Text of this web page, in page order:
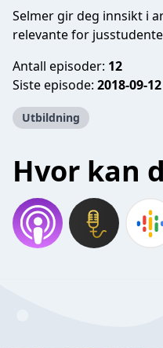
Selmer gir deg innsikt i
relevante for
Antall episoder: 12
Siste episode: 2018-09-12
Utbildning
Hvor kan